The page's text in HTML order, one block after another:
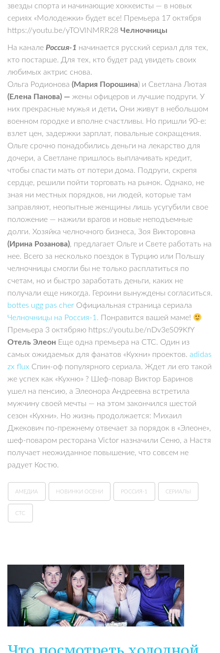
звезды спорта и начинающие хоккеисты — в новых
сериях «Молодежки» будет все! Премьера 17 октября
https://youtu.be/yTOVlNMRR28 Челночницы
На канале Россия-1 начинается русский сериал для тех,
кто постарше. Для тех, кто будет рад увидеть своих
любимых актрис снова.
Ольга Родионова (Мария Порошина) и Светлана Лютая
(Елена Панова) — жены офицеров и лучшие подруги. У
них прекрасные мужья и дети. Они живут в небольшом
военном городке и вполне счастливы. Но пришли 90-е:
взлет цен, задержки зарплат, повальные сокращения.
Ольге срочно понадобились деньги на лекарство для
дочери, а Светлане пришлось выплачивать кредит,
чтобы спасти мать от потери дома. Подруги, скрепя
сердце, решили пойти торговать на рынок. Однако, не
зная ни местных порядков, ни людей, которые там
заправляют, неопытные женщины лишь усугубили свое
положение — нажили врагов и новые неподъемные
долги. Хозяйка челночного бизнеса, Зоя Викторовна
(Ирина Розанова), предлагает Ольге и Свете работать на
нее. Всего за несколько поездок в Турцию или Польшу
челночницы смогли бы не только расплатиться по
счетам, но и быстро заработать деньги, каких не
получали еще никогда. Героини вынуждены согласиться.
bottes ugg pas cher Официальная страница сериала
Челночницы на Россия-1. Понравится вашей маме!
Премьера 3 октябряю https://youtu.be/nDv3eS09KfY
Отель Элеон Еще одна премьера на СТС. Один из
самых ожидаемых для фанатов «Кухни» проектов. adidas
zx flux Спин-оф популярного сериала. Ждет ли его такой
же успех как «Кухню» ? Шеф-повар Виктор Баринов
ушел на пенсию, а Элеонора Андреевна встретила
мужчину своей мечты — на этом закончился шестой
сезон «Кухни». Но жизнь продолжается: Михаил
Джекович по-прежнему отвечает за порядок в «Элеоне»,
шеф-поваром ресторана Victor назначили Сеню, а Настя
получает неожиданное повышение, что совсем не
радует Костю.
АМЕДИА НОВИНКИ ОСЕНИ РОССИЯ-1 СЕРИАЛЫ
СТС